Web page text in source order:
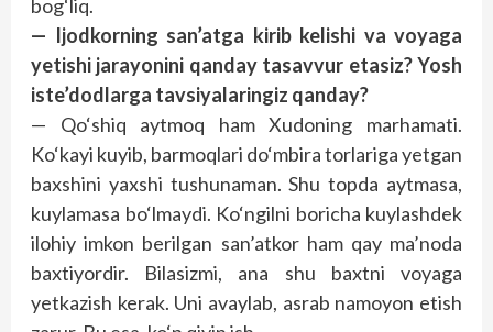
bog‘liq.
— Ijodkorning san’atga kirib kelishi va voyaga
yetishi jarayonini qanday tasavvur etasiz? Yosh
iste’dodlarga tavsiyalaringiz qanday?
— Qo‘shiq aytmoq ham Xudoning marhamati.
Ko‘kayi kuyib, barmoqlari do‘mbira torlariga yetgan
baxshini yaxshi tushunaman. Shu topda aytmasa,
kuylamasa bo‘lmaydi. Ko‘ngilni boricha kuylashdek
ilohiy imkon berilgan san’atkor ham qay ma’noda
baxtiyordir. Bilasizmi, ana shu baxtni voyaga
yetkazish kerak. Uni avaylab, asrab namoyon etish